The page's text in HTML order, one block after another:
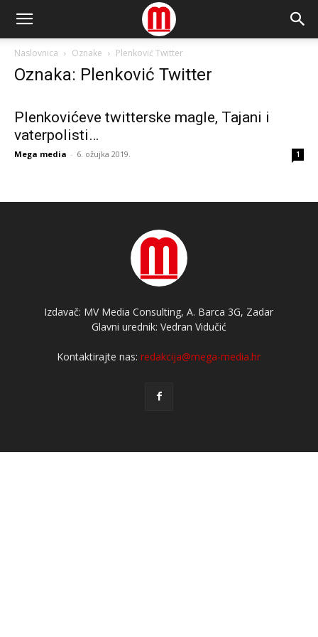
Naslovnica Oznake Plenković Twitter
Oznaka: Plenković Twitter
Plenkovićeve twitterske magle, Tajani i
vaterpolisti…
Mega media - 6. ožujka 2019. 1
Izdavač: MV Media Consulting, A. Barca 3G, Zadar
Glavni urednik: Vedran Vidučić
Kontaktirajte nas:redakcija@mega-media.hr